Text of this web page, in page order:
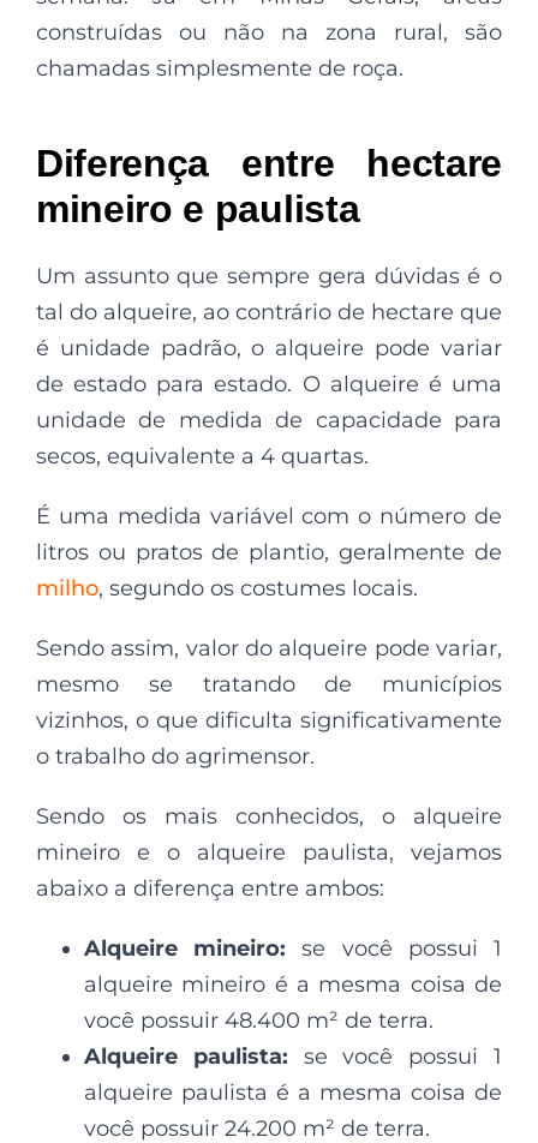
construídas ou não na zona rural, são
chamadas simplesmente de roça.
Diferença entre hectare
mineiro e paulista
Um assunto que sempre gera dúvidas é o
tal do alqueire, ao contrário de hectare que
é unidade padrão, o alqueire pode variar
de estado para estado. O alqueire é uma
unidade de medida de capacidade para
secos, equivalente a 4 quartas.
É uma medida variável com o número de
litros ou pratos de plantio, geralmente de
milho, segundo os costumes locais.
Sendo assim, valor do alqueire pode variar,
mesmo se tratando de municípios
vizinhos, o que dificulta significativamente
o trabalho do agrimensor.
Sendo os mais conhecidos, o alqueire
mineiro e o alqueire paulista, vejamos
abaixo a diferença entre ambos:
Alqueire mineiro: se você possui 1
alqueire mineiro é a mesma coisa de
você possuir 48.400 m² de terra.
Alqueire paulista: se você possui 1
alqueire paulista é a mesma coisa de
você possuir 24.200 m² de terra.